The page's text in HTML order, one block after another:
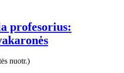
profesorius: